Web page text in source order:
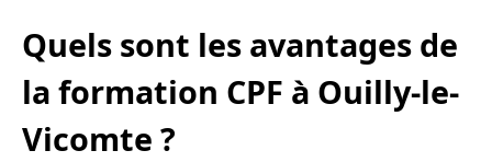
Quels sont les avantages de
la formation CPF à Ouilly-le-
Vicomte ?